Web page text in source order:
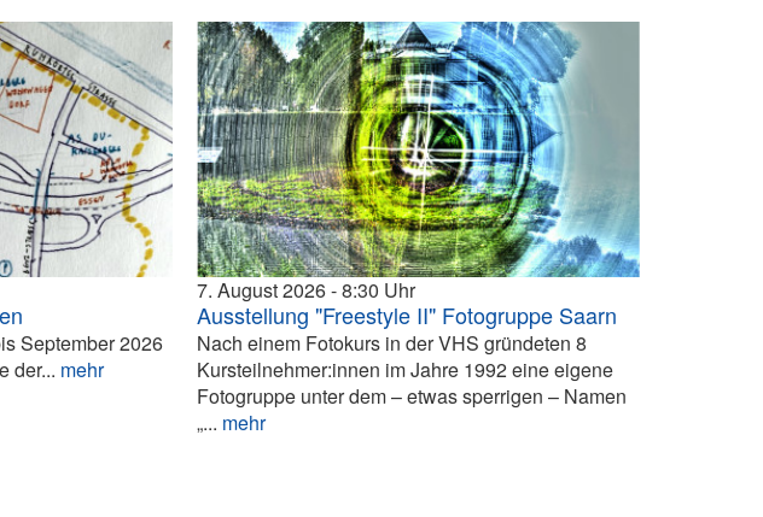
September 2026
der... mehr
7. August 2026 8:30
Ausstellung "Freestyle II" Fotogruppe Saarn
Nach einem Fotokurs in der VHS gründeten 8
Kursteilnehmer:innen im Jahre 1992 eine eigene
Fotogruppe unter dem – etwas sperrigen – Namen
„... mehr